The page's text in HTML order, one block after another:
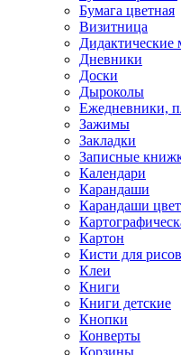
Бумага цветная
Визитница
Дидактические
Дневники
Доски
Дыроколы
Ежедневники,
Зажимы
Закладки
Записные
Календари
Карандаши
Карандаши
Картон
Кисти для
Клеи
Книги
Книги детские
Кнопки
Конверты
Корзины